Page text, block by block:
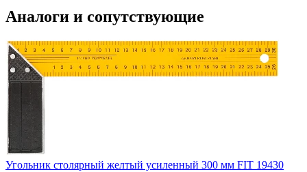
Аналоги и сопутствующие
Угольник столярный желтый усиленный 300 мм FIT 19430